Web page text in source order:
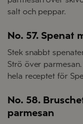
salt och peppar.
No. 57. Spenat
Stek snabbt
Strö över
hela receptet för
No. 58.
parmesan